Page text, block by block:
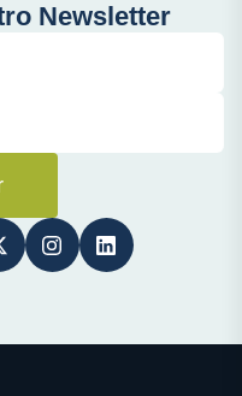
Newsletter